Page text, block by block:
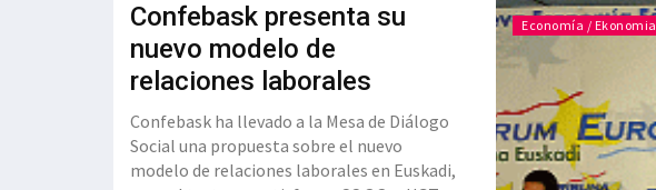
Confebask presenta su
nuevo modelo de
relaciones laborales
Confebask ha llevado a la Mesa de Diálogo
Social una propuesta sobre el nuevo
modelo de relaciones laborales en Euskadi,
Economía / Ekonomia